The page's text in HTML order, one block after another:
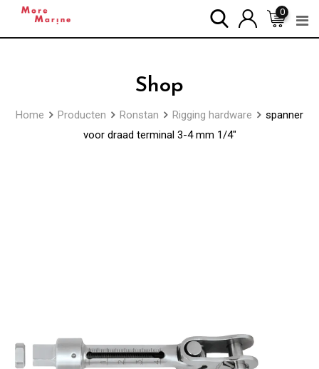
0
Shop
Home Producten Ronstan Rigging hardware
spanner
voor draad terminal 3-4 mm 1/4″